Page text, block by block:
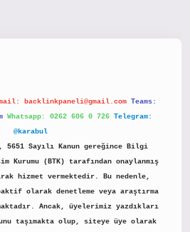
backlinkpaneli@gmail.com Teams:
Whatsapp: 0262 606 0 726 Telegram:
@karabul
5651 Sayılı Kanun gereğince Bilgi
(BTK) tarafından onaylanmış
hizmet vermektedir. Bu nedenle,
olarak denetleme veya araştırma
Ancak, üyelerimiz yazdıkları
taşımakta olup, siteye üye olarak